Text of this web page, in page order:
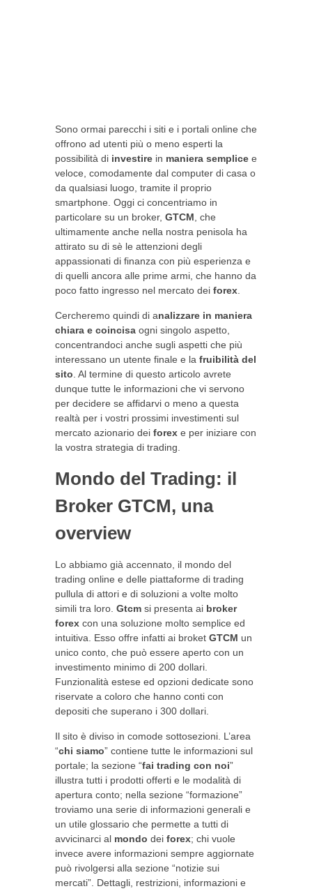
Sono ormai parecchi i siti e i portali online che
offrono ad utenti più o meno esperti la
possibilità di investire in maniera semplice e
veloce, comodamente dal computer di casa o
da qualsiasi luogo, tramite il proprio
smartphone. Oggi ci concentriamo in
particolare su un broker, GTCM , che
ultimamente anche nella nostra penisola ha
attirato su di sè le attenzioni degli
appassionati di finanza con più esperienza e
di quelli ancora alle prime armi, che hanno da
poco fatto ingresso nel mercato dei forex
Cercheremo quindi di analizzare in maniera
chiara e coincisa ogni singolo aspetto,
concentrandoci anche sugli aspetti che più
interessano un utente finale e la fruibilità del
sito . Al termine di questo articolo avrete
dunque tutte le informazioni che vi servono
per decidere se affidarvi o meno a questa
realtà per i vostri prossimi investimenti sul
mercato azionario dei forex e per iniziare con
la vostra strategia di trading.
Mondo del Trading: il
Broker GTCM, una
overview
Lo abbiamo già accennato, il mondo del
trading online e delle piattaforme di trading
pullula di attori e di soluzioni a volte molto
simili tra loro. Gtcm si presenta ai broker
forex con una soluzione molto semplice ed
intuitiva. Esso offre infatti ai broket GTCM un
unico conto, che può essere aperto con un
investimento minimo di 200 dollari.
Funzionalità estese ed opzioni dedicate sono
riservate a coloro che hanno conti con
depositi che superano i 300 dollari.
Il sito è diviso in comode sottosezioni. L’area
“chi siamo” contiene tutte le informazioni sul
portale; la sezione “fai trading con noi”
illustra tutti i prodotti offerti e le modalità di
apertura conto; nella sezione “formazione”
troviamo una serie di informazioni generali e
un utile glossario che permette a tutti di
avvicinarci al mondo dei forex; chi vuole
invece avere informazioni sempre aggiornate
può rivolgersi alla sezione “notizie sui
mercati”. Dettagli, restrizioni, informazioni e